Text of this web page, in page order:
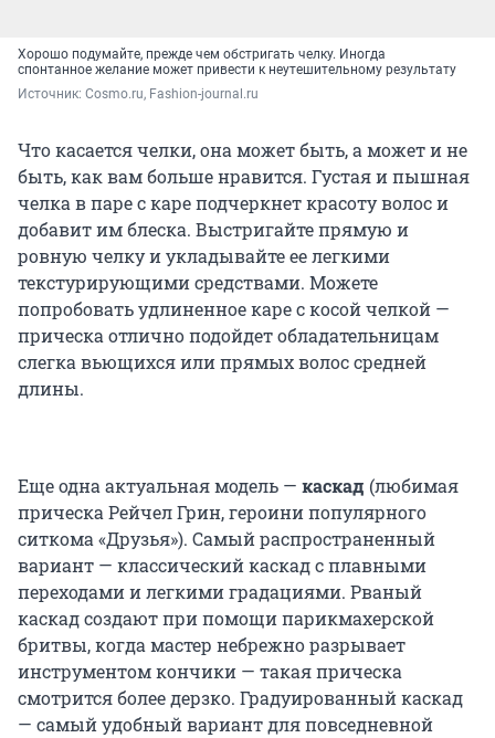
Хорошо подумайте, прежде чем обстригать челку. Иногда
спонтанное желание может привести к неутешительному результату
Источник: Сosmo.ru, Fashion-journal.ru
Что касается челки, она может быть, а может и не
быть, как вам больше нравится. Густая и пышная
челка в паре с каре подчеркнет красоту волос и
добавит им блеска. Выстригайте прямую и
ровную челку и укладывайте ее легкими
текстурирующими средствами. Можете
попробовать удлиненное каре с косой челкой —
прическа отлично подойдет обладательницам
слегка вьющихся или прямых волос средней
длины.
Еще одна актуальная модель — каскад (любимая
прическа Рейчел Грин, героини популярного
ситкома «Друзья»). Самый распространенный
вариант — классический каскад с плавными
переходами и легкими градациями. Рваный
каскад создают при помощи парикмахерской
бритвы, когда мастер небрежно разрывает
инструментом кончики — такая прическа
смотрится более дерзко. Градуированный каскад
— самый удобный вариант для повседневной